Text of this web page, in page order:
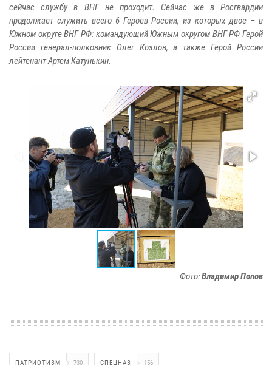
сейчас службу в ВНГ не проходит. Сейчас же в Росгвардии
продолжает служить всего 6 Героев России, из которых двое – в
Южном округе ВНГ РФ: командующий Южным округом ВНГ РФ Герой
России генерал-полковник Олег Козлов, а также Герой России
лейтенант Артем Катунькин.
Фото:Владимир Попов
ПАТРИОТИЗМ 730 СПЕЦНАЗ 156